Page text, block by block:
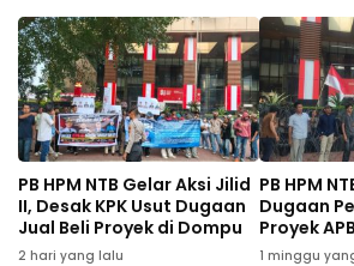
PB HPM NTB Gelar Aksi Jilid
II, Desak KPK Usut Dugaan
Jual Beli Proyek di Dompu
2 hari yang lalu
PB HPM
Dugaan
Proyek
Dompu
1 minggu